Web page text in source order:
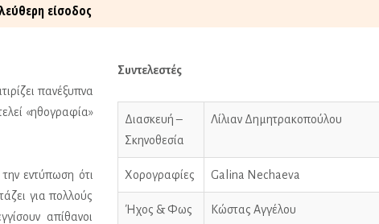
είσοδος
πανέξυπνα
«ηθογραφία»
εντύπωση ότι
για πολλούς
απίθανοι
Συντελεστές
Διασκευή –
Σκηνοθεσία
Λίλιαν Δημητρακοπούλου
Χορογραφίες Galina Nechaeva
Ήχος & Φως Κώστας Αγγέλου